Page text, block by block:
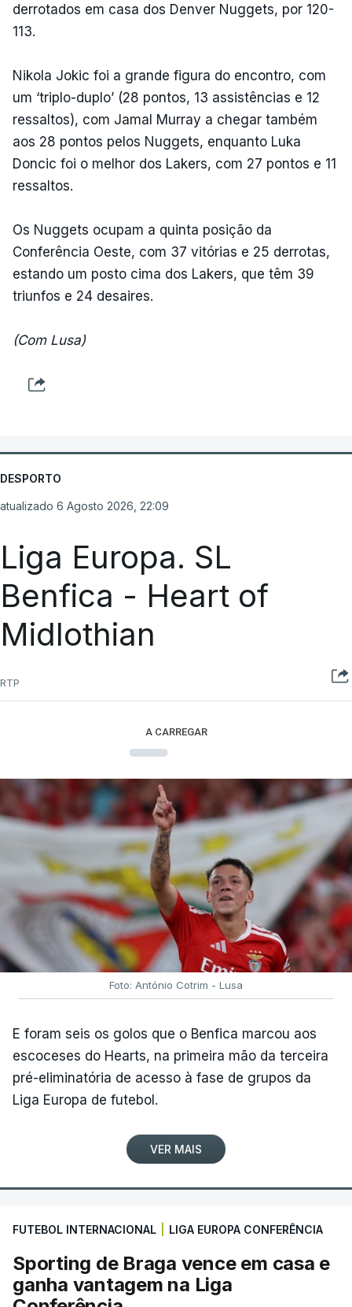
derrotados em casa dos Denver Nuggets, por 120-
113.
Nikola Jokic foi a grande figura do encontro, com
um ‘triplo-duplo’ (28 pontos, 13 assistências e 12
ressaltos), com Jamal Murray a chegar também
aos 28 pontos pelos Nuggets, enquanto Luka
Doncic foi o melhor dos Lakers, com 27 pontos e 11
ressaltos.
Os Nuggets ocupam a quinta posição da
Conferência Oeste, com 37 vitórias e 25 derrotas,
estando um posto cima dos Lakers, que têm 39
triunfos e 24 desaires.
(Com Lusa)
DESPORTO
atualizado 6 Agosto 2026, 22:09
Liga Europa. SL
Benfica - Heart of
Midlothian
RTP
A CARREGAR
Foto: António Cotrim - Lusa
E foram seis os golos que o Benfica marcou aos
escoceses do Hearts, na primeira mão da terceira
pré-eliminatória de acesso à fase de grupos da
Liga Europa de futebol.
VER MAIS
FUTEBOL INTERNACIONAL LIGA EUROPA CONFERÊNCIA
Sporting de Braga vence em casa e
ganha vantagem na Liga